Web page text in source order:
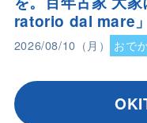
ratorio dal mare」
2026/08/10（月） おで